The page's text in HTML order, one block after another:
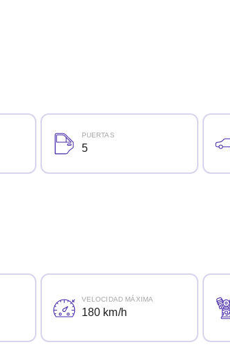
PUERTAS
5
VELOCIDAD MÁXIMA
180 km/h